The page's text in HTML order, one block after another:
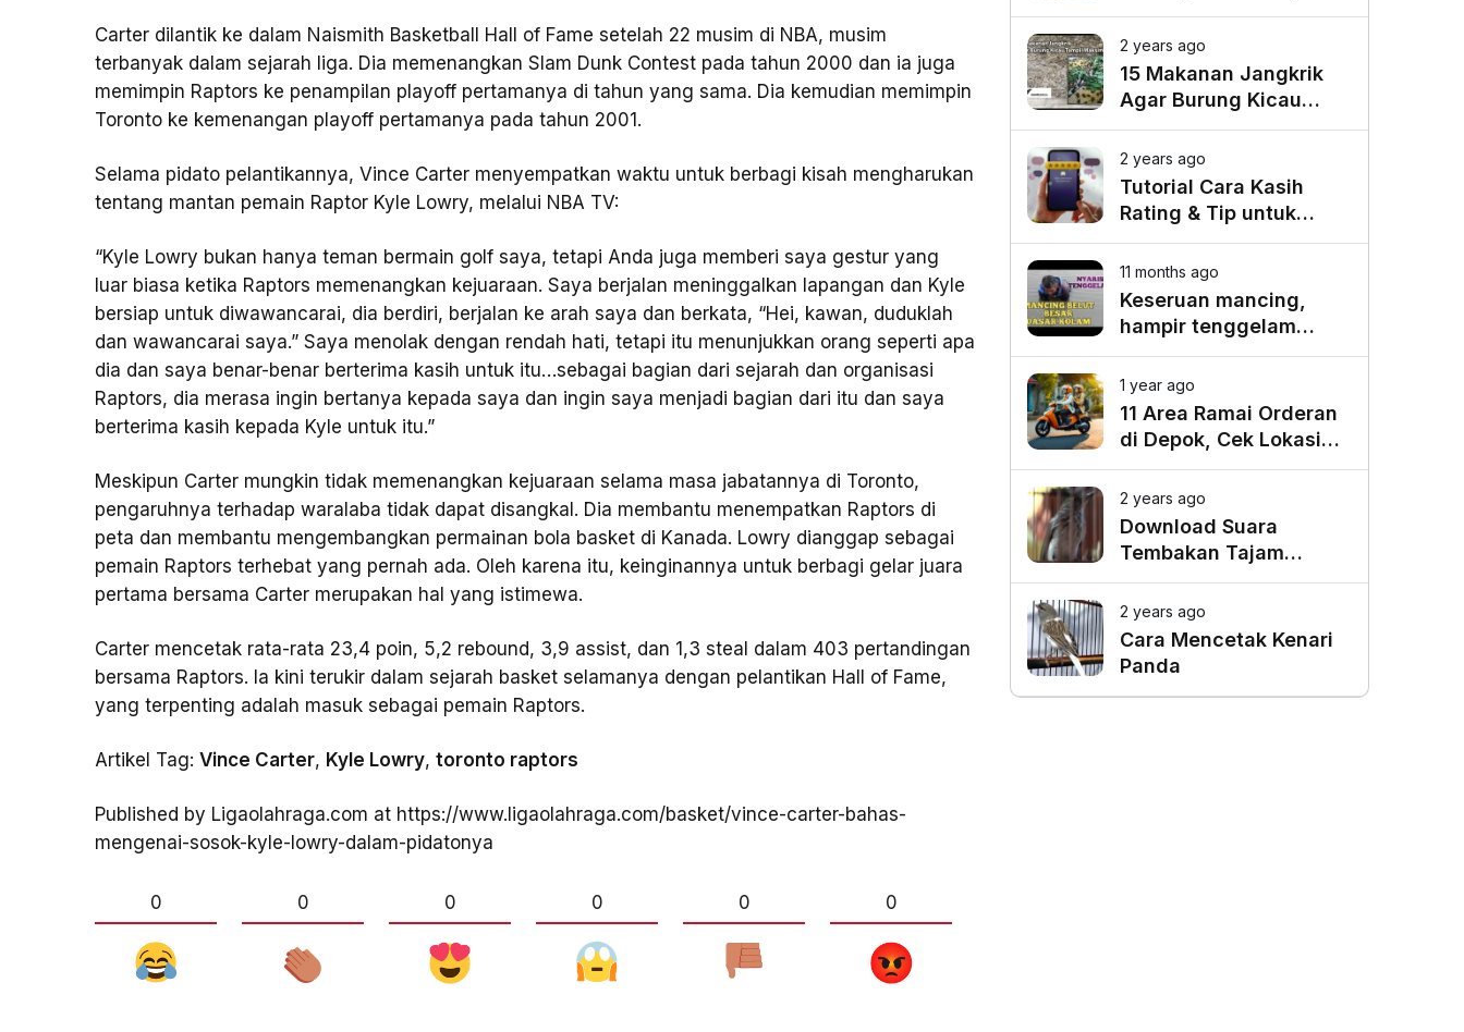
Carter dilantik ke dalam Naismith Basketball Hall of Fame setelah 22 musim di NBA, musim
terbanyak dalam sejarah liga. Dia memenangkan Slam Dunk Contest pada tahun 2000 dan ia juga
memimpin Raptors ke penampilan playoff pertamanya di tahun yang sama. Dia kemudian memimpin
Toronto ke kemenangan playoff pertamanya pada tahun 2001.
Selama pidato pelantikannya, Vince Carter menyempatkan waktu untuk berbagi kisah mengharukan
tentang mantan pemain Raptor Kyle Lowry, melalui NBA TV:
“Kyle Lowry bukan hanya teman bermain golf saya, tetapi Anda juga memberi saya gestur yang
luar biasa ketika Raptors memenangkan kejuaraan. Saya berjalan meninggalkan lapangan dan Kyle
bersiap untuk diwawancarai, dia berdiri, berjalan ke arah saya dan berkata, “Hei, kawan, duduklah
dan wawancarai saya.” Saya menolak dengan rendah hati, tetapi itu menunjukkan orang seperti apa
dia dan saya benar-benar berterima kasih untuk itu…sebagai bagian dari sejarah dan organisasi
Raptors, dia merasa ingin bertanya kepada saya dan ingin saya menjadi bagian dari itu dan saya
berterima kasih kepada Kyle untuk itu.”
Meskipun Carter mungkin tidak memenangkan kejuaraan selama masa jabatannya di Toronto,
pengaruhnya terhadap waralaba tidak dapat disangkal. Dia membantu menempatkan Raptors di
peta dan membantu mengembangkan permainan bola basket di Kanada. Lowry dianggap sebagai
pemain Raptors terhebat yang pernah ada. Oleh karena itu, keinginannya untuk berbagi gelar juara
pertama bersama Carter merupakan hal yang istimewa.
Carter mencetak rata-rata 23,4 poin, 5,2 rebound, 3,9 assist, dan 1,3 steal dalam 403 pertandingan
bersama Raptors. Ia kini terukir dalam sejarah basket selamanya dengan pelantikan Hall of Fame,
yang terpenting adalah masuk sebagai pemain Raptors.
Artikel Tag:Vince Carter, Kyle Lowry,toronto raptors
Published by Ligaolahraga.com at https://www.ligaolahraga.com/basket/vince-carter-bahas-
mengenai-sosok-kyle-lowry-dalam-pidatonya
0 0 0 0 0 0
Mana yang Paling
Cocok untuk Kebutuhan
Anda?
2 years ago
15 Makanan Jangkrik
Agar Burung Kicau
Tampil Maksimal
2 years ago
Tutorial Cara Kasih
Rating & Tip untuk
Driver Lalamove Ride
11 months ago
Keseruan mancing,
hampir tenggelam
gara-gara belut besar
1 year ago
11 Area Ramai Orderan
di Depok, Cek Lokasi
Favorit untuk Mangkal
Driver Online
2 years ago
Download Suara
Tembakan Tajam
Burung Siri Siri Gacor
Mp3
2 years ago
Cara Mencetak Kenari
Panda